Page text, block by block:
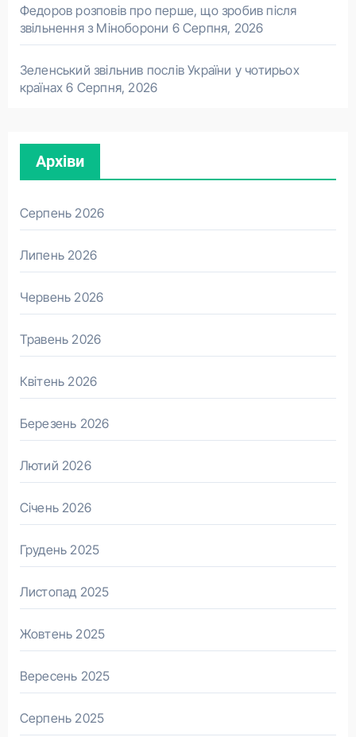
Федоров розповів про перше, що зробив після
звільнення з Міноборони 6 Серпня, 2026
Зеленський звільнив послів України у чотирьох
країнах 6 Серпня, 2026
Архіви
Серпень 2026
Липень 2026
Червень 2026
Травень 2026
Квітень 2026
Березень 2026
Лютий 2026
Січень 2026
Грудень 2025
Листопад 2025
Жовтень 2025
Вересень 2025
Серпень 2025